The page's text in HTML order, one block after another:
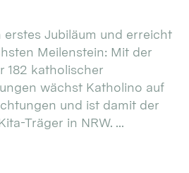
Jubiläum und erreicht
Meilenstein: Mit der
182 katholischer
wächst Katholino auf
und ist damit der
Träger in NRW. ...